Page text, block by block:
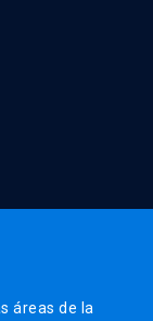
áreas de la